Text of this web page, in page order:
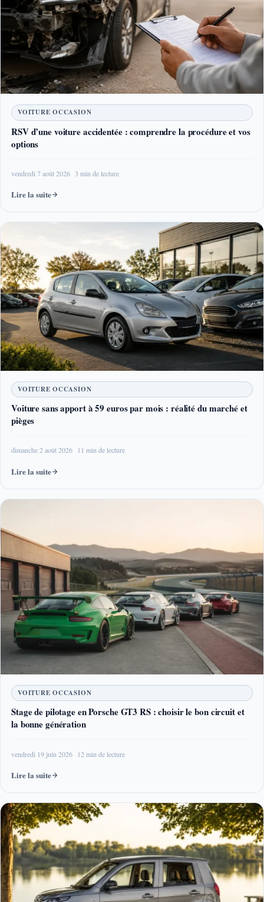
VOITURE OCCASION
RSV d’une voiture accidentée : comprendre la procédure et vos
options
vendredi 7 août 2026 3 min de lecture
Lire la suite
VOITURE OCCASION
Voiture sans apport à 59 euros par mois : réalité du marché et
pièges
dimanche 2 août 2026 11 min de lecture
Lire la suite
VOITURE OCCASION
Stage de pilotage en Porsche GT3 RS : choisir le bon circuit et
la bonne génération
vendredi 19 juin 2026 12 min de lecture
Lire la suite